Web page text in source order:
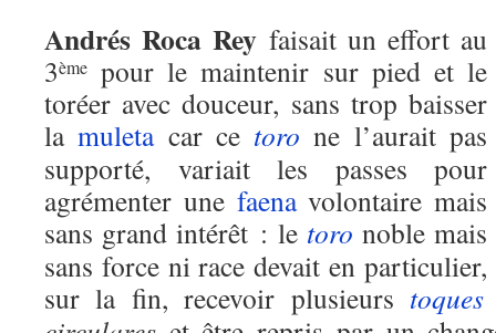
Andrés Roca Rey faisait un effort au
3ème pour le maintenir sur pied et le
toréer avec douceur, sans trop baisser
lamuletacar ce toro ne l’aurait pas
supporté, variait les passes pour
agrémenter une faenavolontaire mais
sans grand intérêt : le toro noble mais
sans force ni race devait en particulier,
sur la fin, recevoir plusieurs toques